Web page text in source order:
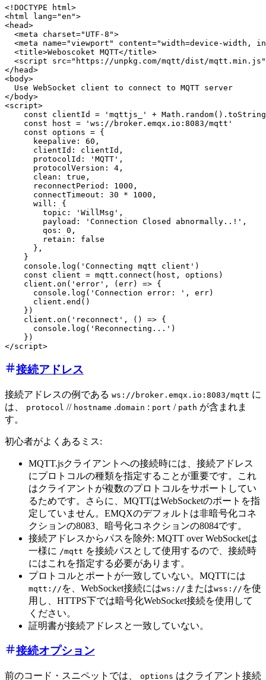
<!DOCTYPE html>
<html lang="en">
<head>
  <meta charset="UTF-8">
<meta name="viewport" content="width=device-width,
  <title>Weboscoket MQTT</title>
<script src="https://unpkg.com/mqtt/dist/
</head>
<body>
  Use WebSocket client to connect to MQTT server
</body>
<script>
const clientId = 'mqttjs_' +
    const host = 'ws://broker.emqx.io:8083/mqtt'
    const options = {
      keepalive: 60,
      clientId: clientId,
      protocolId: 'MQTT',
      protocolVersion: 4,
      clean: true,
      reconnectPeriod: 1000,
      connectTimeout: 30 * 1000,
      will: {
        topic: 'WillMsg',
        payload: 'Connection Closed abnormally..!',
        qos: 0,
        retain: false
      },
    }
    console.log('Connecting mqtt client')
    const client = mqtt.connect(host, options)
    client.on('error', (err) => {
      console.log('Connection error: ', err)
      client.end()
    })
    client.on('reconnect', () => {
      console.log('Reconnecting...')
    })
接続アドレス
接続アドレスの例である ws://broker.emqx.io:8083/mqtt に
は、
protocol // hostname .domain : port / path が含まれま
す。
初心者がよくあるミス:
MQTT.jsクライアントへの接続時には、接続アドレス
にプロトコルの種類を指定することが重要です。これ
はクライアントが複数のプロトコルをサポートしてい
るためです。さらに、MQTTはWebSocketのポートを指
定していません。EMQXのデフォルトは非暗号化コネ
クションの8083、暗号化コネクションの8084です。
接続アドレスからパスを除外: MQTT over WebSocketは
一様に /mqtt を接続パスとして使用するので、接続時
にはこれを指定する必要があります。
プロトコルとポートが一致していない。MQTTには
mqtt:// を、WebSocket接続にはws:// またはwss:// を使
用し、HTTPS下では暗号化WebSocket接続を使用して
ください。
証明書が接続アドレスと一致していない。
接続オプション
前のコード・スニペットでは、 options はクライアント接続